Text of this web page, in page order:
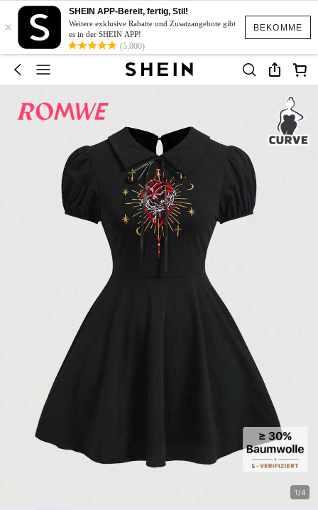
BEKOMME
×
SHEIN APP-Bereit, fertig, Stil!
Weitere exklusive Rabatte und Zusatzangebote gibt
es in der SHEIN APP!
(5,000)
1/4